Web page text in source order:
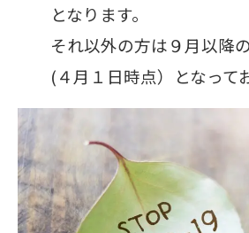
となります。
それ以外の方は９月以降
(４月１日時点）となって